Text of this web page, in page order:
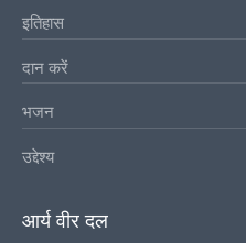
इतिहास
दान करें
भजन
उद्देश्य
आर्य वीर दल